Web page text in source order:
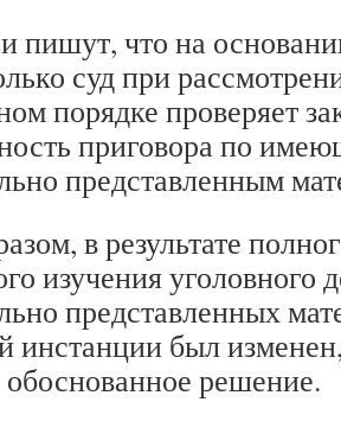
пишут, что на
суд при
порядке проверяет
приговора по
представленным
в результате
изучения уголовного
представленных
инстанции был
обоснованное решение.